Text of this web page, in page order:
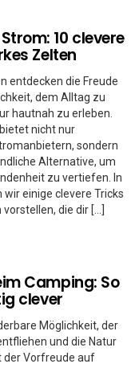
10 clevere
Zelten
entdecken die Freude
dem Alltag zu
hautnah zu erleben.
nicht nur
sondern
Alternative, um
zu vertiefen. In
einige clevere Tricks
die dir […]
Camping: So
clever
Möglichkeit, der
und die Natur
der Vorfreude auf